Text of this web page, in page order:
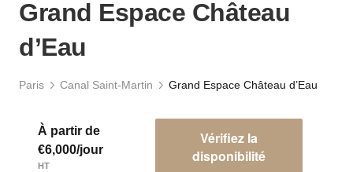
Grand Espace Château
d’Eau
Paris Canal Saint-Martin Grand Espace Château d’Eau
À partir de
€6,000/jour
HT
Vérifiez la
disponibilité